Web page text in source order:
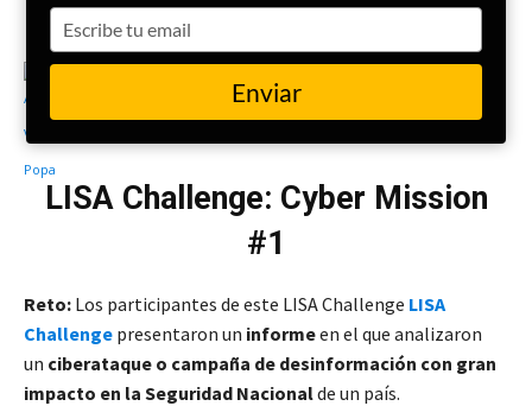
Artiom Vnebreaci Popa 13 de junio de 2025
LISA Challenge: Cyber Mission
#1
Reto: Los participantes de este LISA Challenge LISA
Challenge presentaron un informeen el que analizaron
un ciberataque o campaña de desinformación con gran
impacto en la Seguridad Nacionalde un país.
name
your
email
Enviar